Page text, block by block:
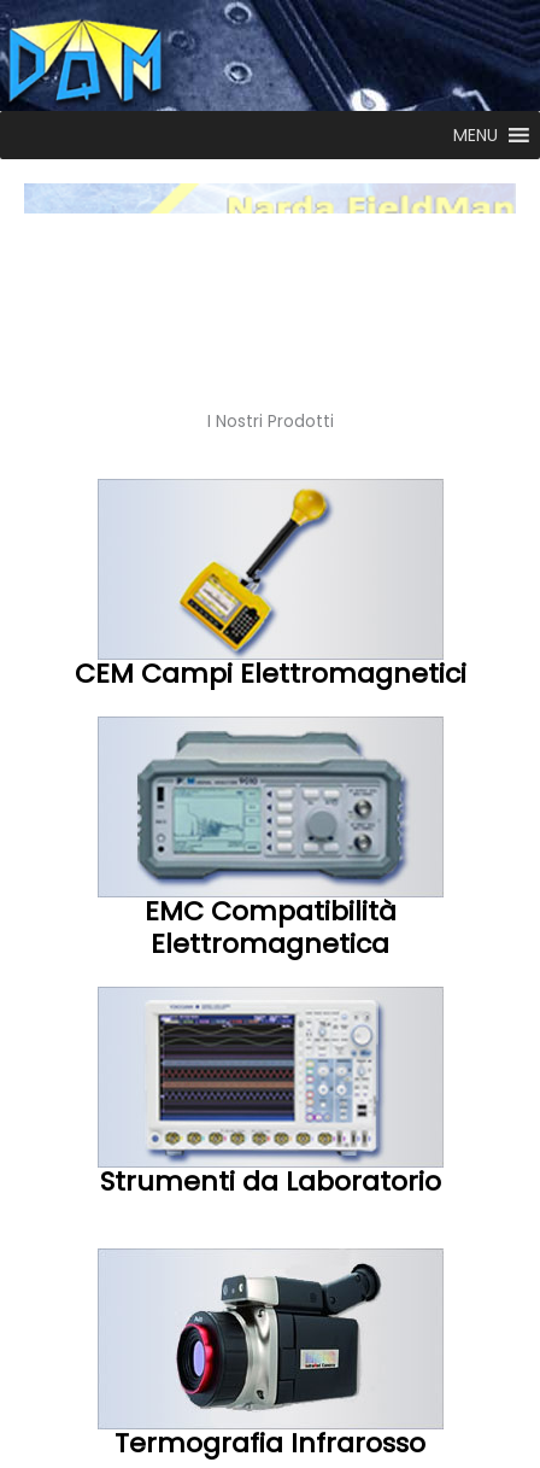
MENU
I Nostri Prodotti
CEM Campi Elettromagnetici
EMC Compatibilità
Elettromagnetica
Strumenti da Laboratorio
Termografia Infrarosso